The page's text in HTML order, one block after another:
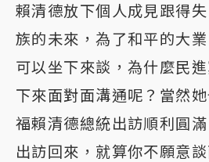
賴清德放下個人成見跟得
族的未來，為了和平的大
可以坐下來談，為什麼民
下來面對面溝通呢？當然
福賴清德總統出訪順利圓
出訪回來，就算你不願意